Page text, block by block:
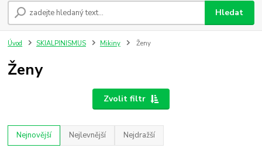
Hledat
Úvod SKIALPINISMUS Mikiny Ženy
Ženy
Zvolit filtr
Nejnovější Nejlevnější Nejdražší